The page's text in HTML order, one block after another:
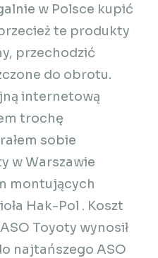
w Polsce kupić
te produkty
przechodzić
do obrotu.
internetową
trochę
sobie
w Warszawie
montujących
Hak-Pol . Koszt
Toyoty wynosił
najtańszego ASO